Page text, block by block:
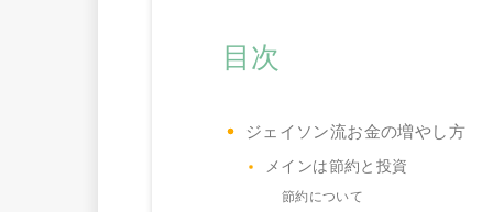
目次
ジェイソン流お金の増やし方
メインは節約と投資
節約について